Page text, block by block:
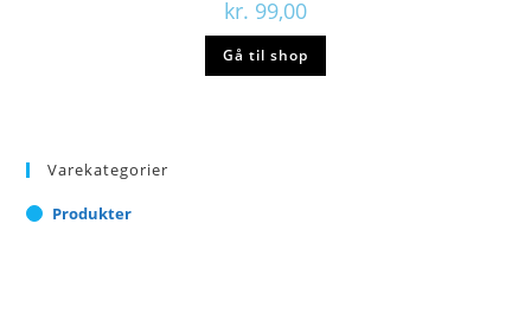
kr. 99,00
Gå til shop
Varekategorier
Produkter